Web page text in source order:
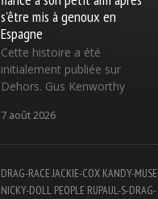
s'être mis à genoux en
Espagne
Cette histoire a été
initialement publiée sur
Dehors. Gus Kenworthy
7 août 2026
DRAG-RACEJACKIE-COX KANDY-MUSE
NICKY-DOLL PEOPLE RUPAUL-S-DRAG-